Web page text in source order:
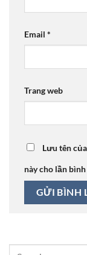
Email *
Trang web
Lưu tên
này cho lần